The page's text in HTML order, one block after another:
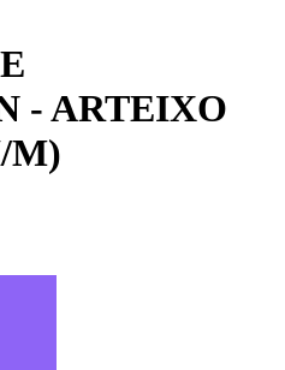
- ARTEIXO
M)